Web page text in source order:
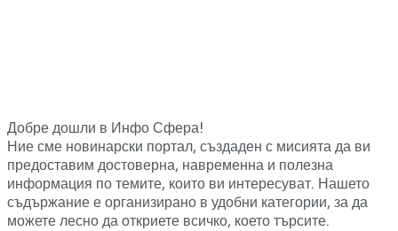
Добре дошли в Инфо Сфера!
Ние сме новинарски портал, създаден с мисията да ви
предоставим достоверна, навременна и полезна
информация по темите, които ви интересуват. Нашето
съдържание е организирано в удобни категории, за да
можете лесно да откриете всичко, което търсите.